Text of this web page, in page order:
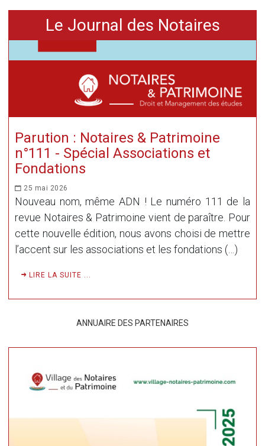
Le Journal des Notaires
Parution : Notaires & Patrimoine
n°111 - Spécial Associations et
Fondations
25 mai 2026
Nouveau nom, même ADN ! Le numéro 111 de la
revue Notaires & Patrimoine vient de paraître. Pour
cette nouvelle édition, nous avons choisi de mettre
l’accent sur les associations et les fondations (…)
LIRE LA SUITE ...
ANNUAIRE DES PARTENAIRES